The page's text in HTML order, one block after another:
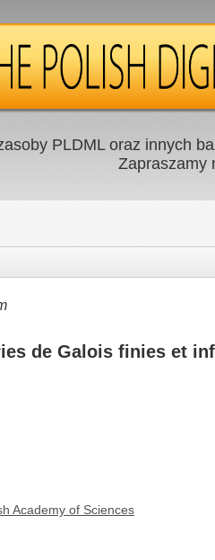
PLDML oraz innych
Zapraszamy
de Galois finies et
Academy of Sciences